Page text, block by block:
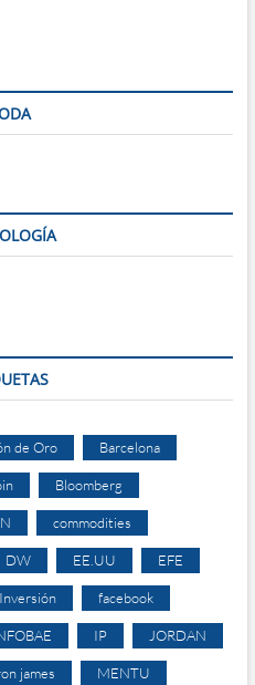
de Oro Barcelona
Bloomberg
commodities
DW EE.UU EFE
facebook
IP JORDAN
james MENTU